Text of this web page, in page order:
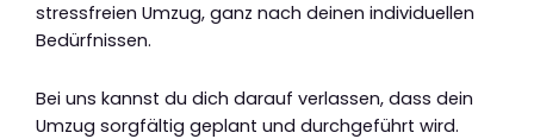
stressfreien Umzug, ganz nach deinen individuellen
Bedürfnissen.
Bei uns kannst du dich darauf verlassen, dass dein
Umzug sorgfältig geplant und durchgeführt wird.